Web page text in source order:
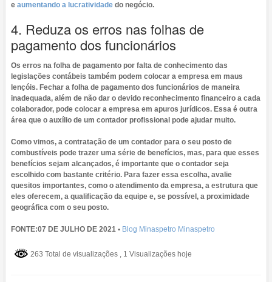
e aumentando a lucratividadedo negócio.
4. Reduza os erros nas folhas de
pagamento dos funcionários
Os erros na folha de pagamento por falta de conhecimento das
legislações contábeis também podem colocar a empresa em maus
lençóis. Fechar a folha de pagamento dos funcionários de maneira
inadequada, além de não dar o devido reconhecimento financeiro a cada
colaborador, pode colocar a empresa em apuros jurídicos. Essa é outra
área que o auxílio de um contador profissional pode ajudar muito.
Como vimos, a contratação de um contador para o seu posto de
combustíveis pode trazer uma série de benefícios, mas, para que esses
benefícios sejam alcançados, é importante que o contador seja
escolhido com bastante critério. Para fazer essa escolha, avalie
quesitos importantes, como o atendimento da empresa, a estrutura que
eles oferecem, a qualificação da equipe e, se possível, a proximidade
geográfica com o seu posto.
FONTE:07 DE JULHO DE 2021 • Blog Minaspetro Minaspetro
263 Total de visualizações , 1 Visualizações hoje